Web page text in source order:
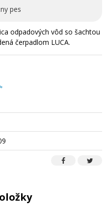
pes
odpadových vôd so šachtou
čerpadlom LUCA.